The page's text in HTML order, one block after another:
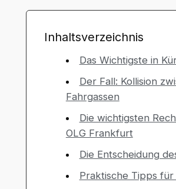
Inhaltsverzeichnis
Das Wichtigste in
Der Fall: Kollision
Fahrgassen
Die wichtigsten
OLG Frankfurt
Die Entscheidung
Praktische Tipps